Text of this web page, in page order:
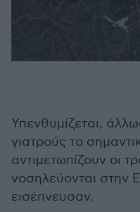
Υπενθυμίζεται,
γιατρούς το
αντιμετωπίζουν οι
νοσηλεύονται στην
εισέπνευσαν.